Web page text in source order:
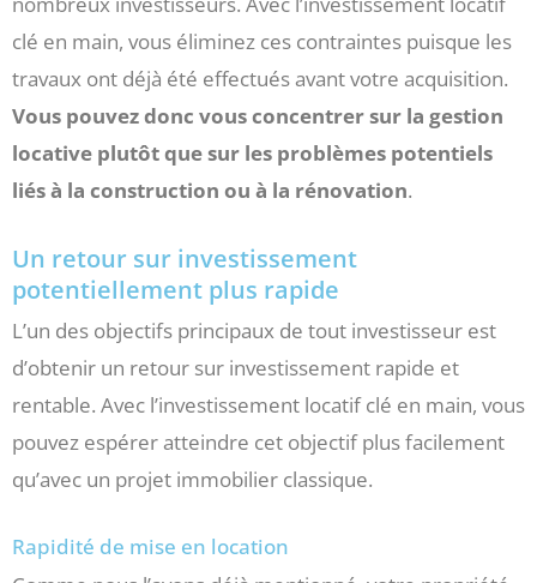
clé en main, vous éliminez ces contraintes puisque les
travaux ont déjà été effectués avant votre acquisition.
Vous pouvez donc vous concentrer sur la gestion
locative plutôt que sur les problèmes potentiels
liés à la construction ou à la rénovation.
Un retour sur investissement
potentiellement plus rapide
L’un des objectifs principaux de tout investisseur est
d’obtenir un retour sur investissement rapide et
rentable. Avec l’investissement locatif clé en main, vous
pouvez espérer atteindre cet objectif plus facilement
qu’avec un projet immobilier classique.
Rapidité de mise en location